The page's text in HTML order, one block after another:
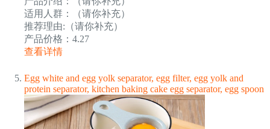
适用人群：（请你补充）
推荐理由:（请你补充）
产品价格：4.27
查看详情
Egg white and egg yolk separator, egg filter, egg yolk and
protein separator, kitchen baking cake egg separator, egg spoon